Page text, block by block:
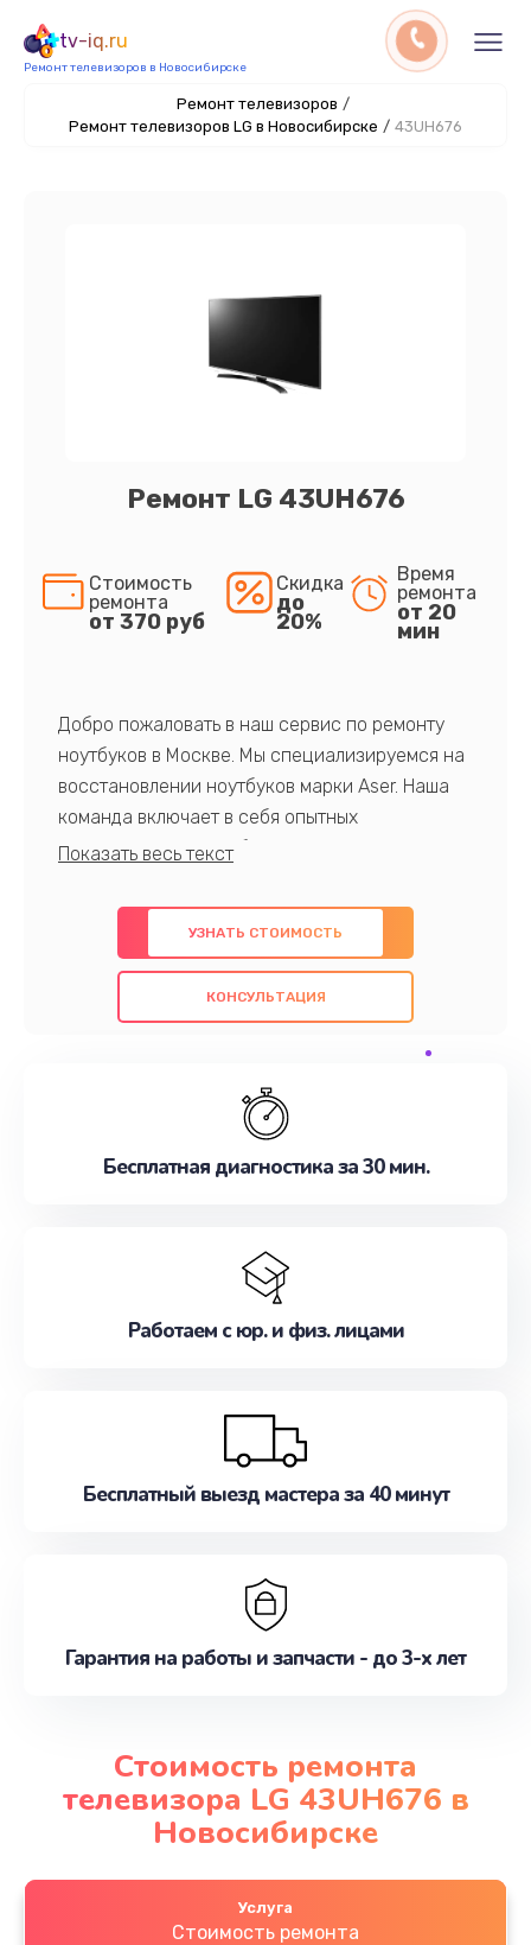
tv-iq.ru
Ремонт телевизоров в Новосибирске
Ремонт телевизоров /
Ремонт телевизоров LG в Новосибирске / 43UH676
Ремонт LG 43UH676
Стоимость
ремонта
от 370 руб
Скидка
до
20%
Время
ремонта
от 20
мин
Добро пожаловать в наш сервис по ремонту
ноутбуков в Москве. Мы специализируемся на
восстановлении ноутбуков марки Aser. Наша
команда включает в себя опытных
профессионалов с обширными знаниями и
предлагаем быстрый и качественный ремонт с
использованием оригинальных компонентов, а
также гарантируем качество всех
проведенных работ. Наша цель - предоставить
обслуживание, удовлетворяя их потребности
наилучшим образом. Не медлите записаться на
УЗНАТЬ СТОИМОСТЬ
КОНСУЛЬТАЦИЯ
Бесплатная диагностика за 30 мин.
Работаем с юр. и физ. лицами
Бесплатный выезд мастера за 40 минут
Гарантия на работы и запчасти - до 3-х лет
Стоимость ремонта
телевизора LG 43UH676 в
Новосибирске
Услуга
Стоимость ремонта